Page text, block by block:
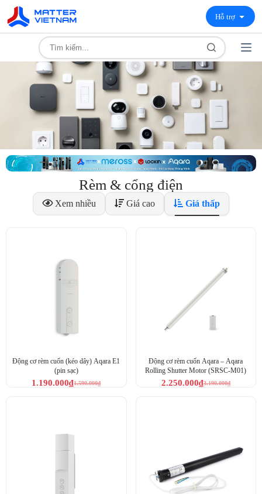
Hỗ trợ
Rèm & cổng điện
Xem nhiều Giá cao Giá thấp
Động cơ rèm cuốn (kéo dây) Aqara E1
(pin sạc)
1.590.000₫
1.190.000₫
Động cơ rèm cuốn Aqara – Aqara
Rolling Shutter Motor (SRSC-M01)
3.190.000₫
2.250.000₫